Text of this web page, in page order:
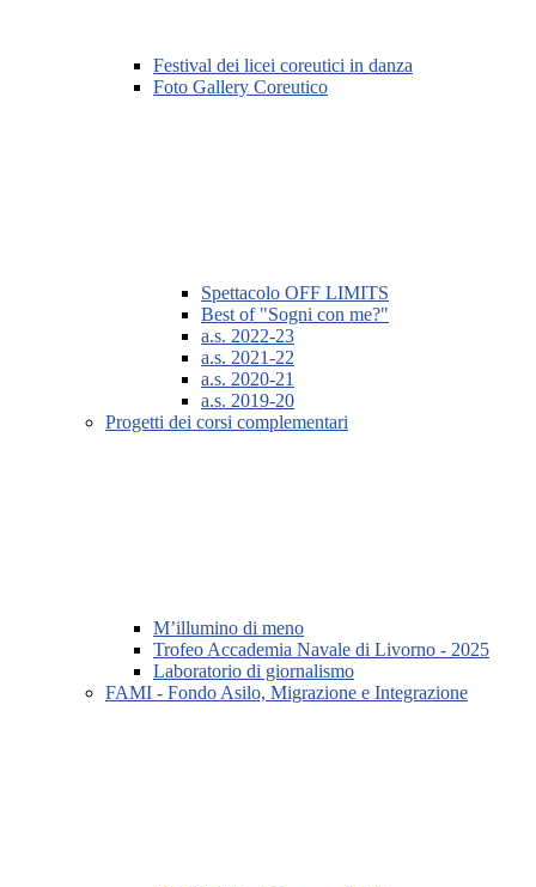
Festival dei licei coreutici in danza
Foto Gallery Coreutico
Spettacolo OFF LIMITS
Best of "Sogni con me?"
a.s. 2022-23
a.s. 2021-22
a.s. 2020-21
a.s. 2019-20
Progetti dei corsi complementari
M’illumino di meno
Trofeo Accademia Navale di Livorno - 2025
Laboratorio di giornalismo
FAMI - Fondo Asilo, Migrazione e Integrazione